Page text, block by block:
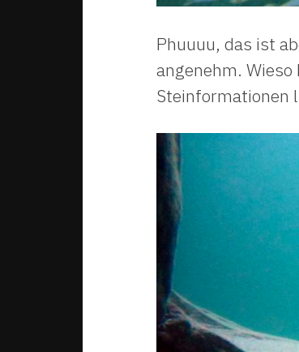
Phuuuu, das ist
angenehm.
Steinformationen